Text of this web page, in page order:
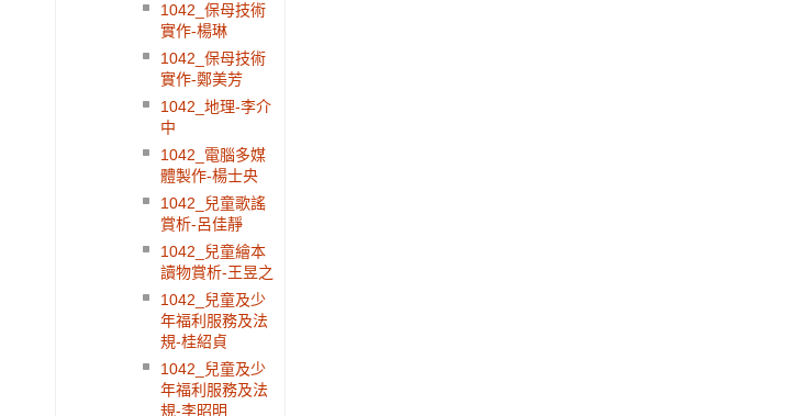
1042_保母技術
實作-楊琳
1042_保母技術
實作-鄭美芳
1042_地理-李介
中
1042_電腦多媒
體製作-楊士央
1042_兒童歌謠
賞析-呂佳靜
1042_兒童繪本
讀物賞析-王昱之
1042_兒童及少
年福利服務及法
規-桂紹貞
1042_兒童及少
年福利服務及法
規-李昭明